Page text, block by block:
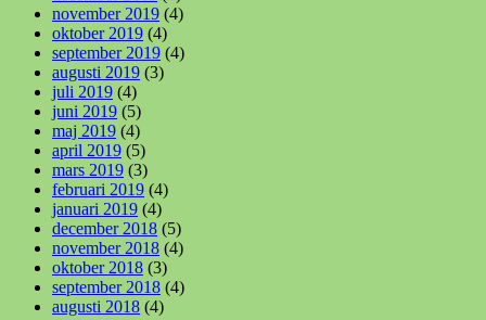
november 2019 (4)
oktober 2019 (4)
september 2019 (4)
augusti 2019 (3)
juli 2019 (4)
juni 2019 (5)
maj 2019 (4)
april 2019 (5)
mars 2019 (3)
februari 2019 (4)
januari 2019 (4)
december 2018 (5)
november 2018 (4)
oktober 2018 (3)
september 2018 (4)
augusti 2018 (4)